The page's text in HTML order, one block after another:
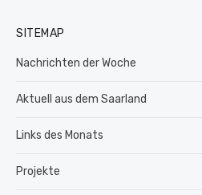
SITEMAP
Nachrichten der Woche
Aktuell aus dem Saarland
Links des Monats
Projekte